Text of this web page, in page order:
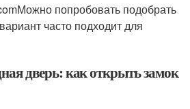
попробовать подобрать
часто подходит для
дверь: как открыть замок